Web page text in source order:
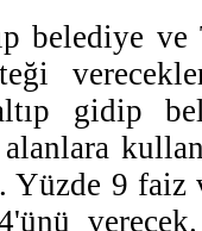
belediye
gidip
Yüzde 9